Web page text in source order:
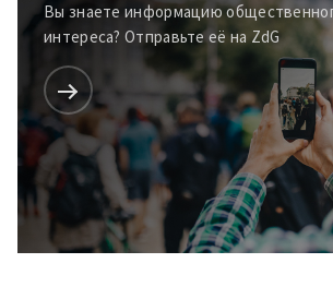
Отправить
информацию
О ZDG
în Română in
Вы знаете информацию
интереса? Отправьте её на ZdG